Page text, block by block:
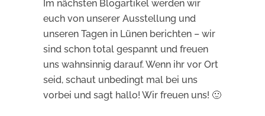
Im nächsten Blogartikel werden wir
euch von unserer Ausstellung und
unseren Tagen in Lünen berichten – wir
sind schon total gespannt und freuen
uns wahnsinnig darauf. Wenn ihr vor Ort
seid, schaut unbedingt mal bei uns
vorbei und sagt hallo! Wir freuen uns! 🙂